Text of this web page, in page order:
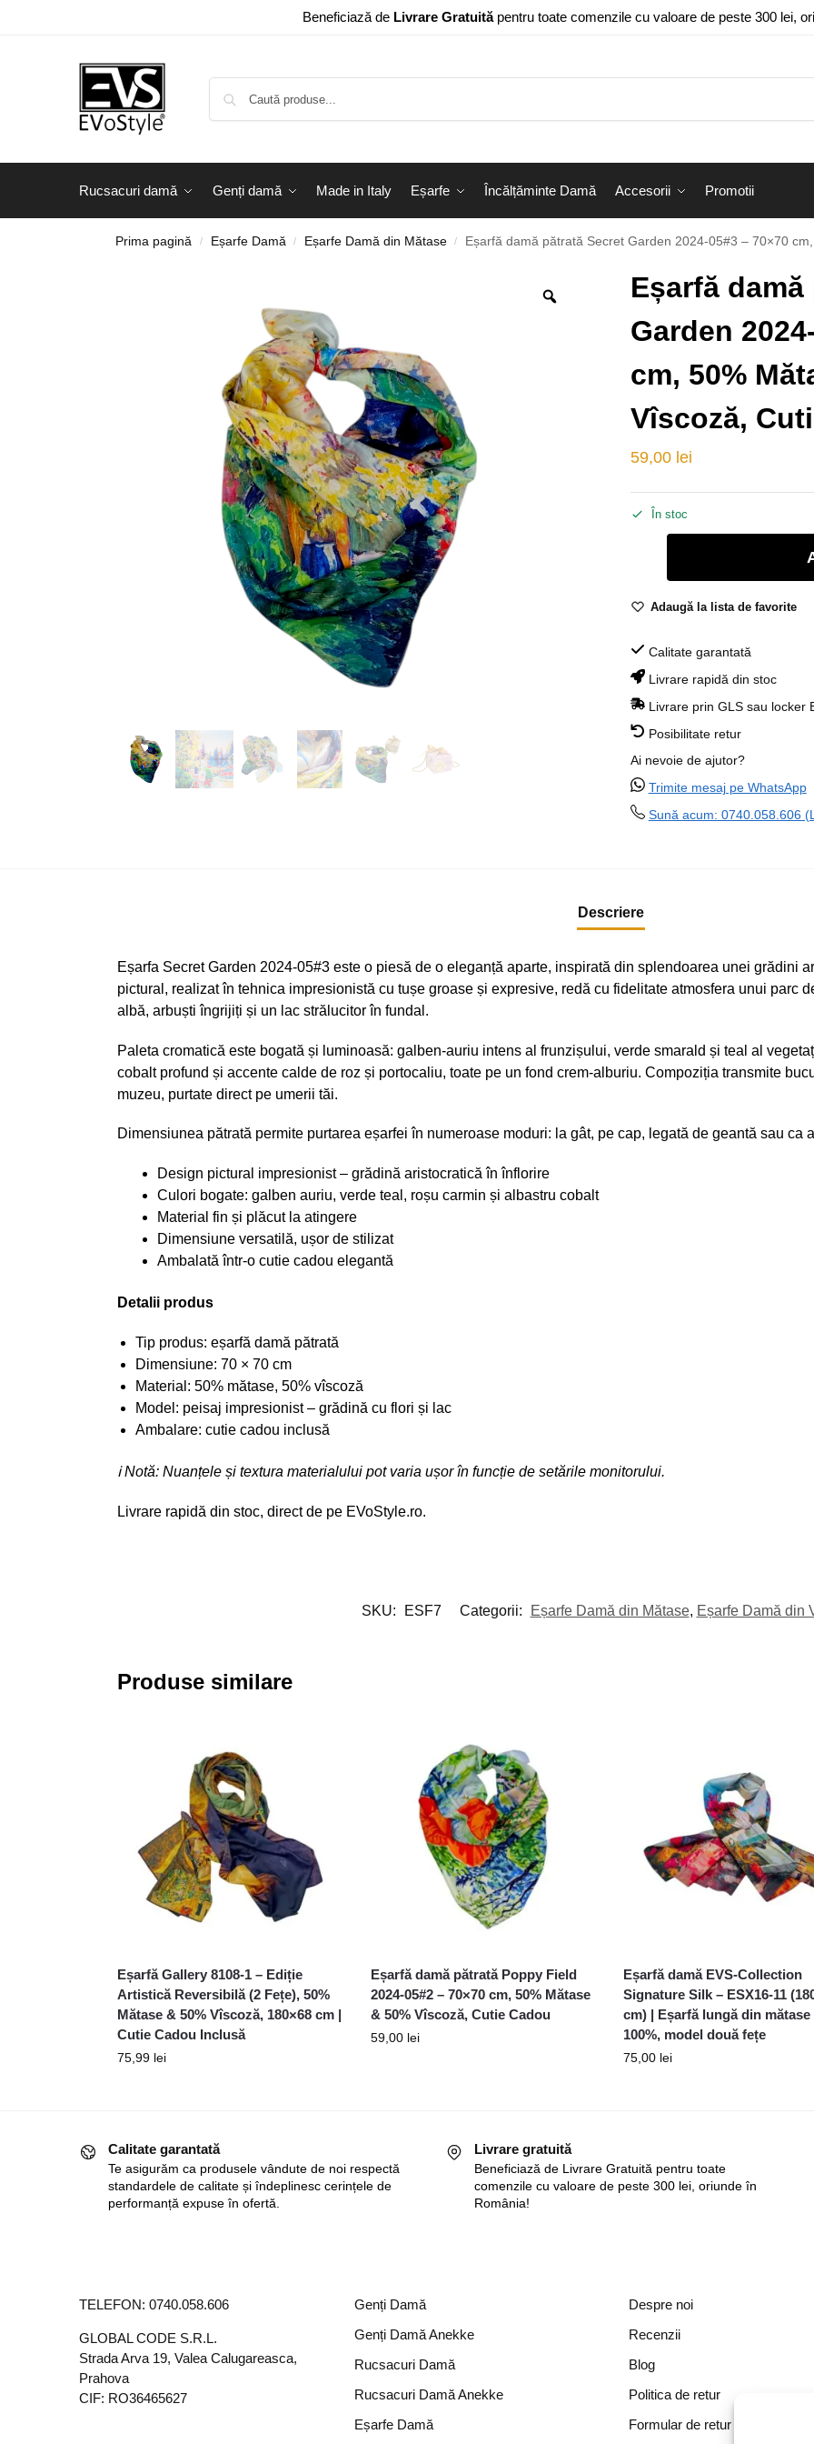
Beneficiază de Livrare Gratuităpentru toate comenzile cu valoare de peste 300 lei,
Rucsacuri damă Genți damă Made in Italy Eșarfe Încălțăminte Damă Accesorii Promotii
Prima pagină / Eșarfe Damă / Eșarfe Damă din Mătase / Eșarfă damă pătrată Secret Garden 2024-05#3 – 70×70
Eșarfă
Garden
cm, 50%
Vîscoză,
59,00 lei
În stoc
Adaugă la lista de favorite
Calitate garantată
Livrare rapidă din stoc
Livrare prin GLS sau locker
Posibilitate retur
Ai nevoie de ajutor?
Trimite mesaj pe WhatsApp
Sună acum: 0740.058.606
Descriere
Eșarfa Secret Garden 2024-05#3 este o piesă de o eleganță aparte, inspirată din splendoarea unei grădini
pictural, realizat în tehnica impresionistă cu tușe groase și expresive, redă cu fidelitate atmosfera unui parc
albă, arbuști îngrijiți și un lac strălucitor în fundal.
Paleta cromatică este bogată și luminoasă: galben-auriu intens al frunzișului, verde smarald și teal al
cobalt profund și accente calde de roz și portocaliu, toate pe un fond crem-alburiu. Compoziția transmite
muzeu, purtate direct pe umerii tăi.
Dimensiunea pătrată permite purtarea eșarfei în numeroase moduri: la gât, pe cap, legată de geantă sau ca
Design pictural impresionist – grădină aristocratică în înflorire
Culori bogate: galben auriu, verde teal, roșu carmin și albastru cobalt
Material fin și plăcut la atingere
Dimensiune versatilă, ușor de stilizat
Ambalată într-o cutie cadou elegantă
Detalii produs
Tip produs: eșarfă damă pătrată
Dimensiune: 70 × 70 cm
Material: 50% mătase, 50% vîscoză
Model: peisaj impresionist – grădină cu flori și lac
Ambalare: cutie cadou inclusă
ℹ Notă: Nuanțele și textura materialului pot varia ușor în funcție de setările monitorului.
Livrare rapidă din stoc, direct de pe EVoStyle.ro.
SKU: ESF7 Categorii: Eșarfe Damă din Mătase, Eșarfe Damă din
Produse similare
Eșarfă Gallery 8108-1 – Ediție
Artistică Reversibilă (2 Fețe), 50%
Mătase & 50% Vîscoză, 180×68 cm |
Cutie Cadou Inclusă
75,99 lei
Eșarfă damă pătrată Poppy Field
2024-05#2 – 70×70 cm, 50% Mătase
& 50% Vîscoză, Cutie Cadou
59,00 lei
Eșarfă damă EVS-Collection
Signature Silk – ESX16-11
cm) | Eșarfă lungă din mătase
100%, model două fețe
75,00 lei
Calitate garantată
Te asigurăm ca produsele vândute de noi respectă
standardele de calitate și îndeplinesc cerințele de
performanță expuse în ofertă.
Livrare gratuită
Beneficiază de Livrare Gratuită pentru toate
comenzile cu valoare de peste 300 lei, oriunde în
România!
TELEFON: 0740.058.606
GLOBAL CODE S.R.L.
Strada Arva 19, Valea Calugareasca,
Prahova
CIF: RO36465627
Genți Damă
Genți Damă Anekke
Rucsacuri Damă
Rucsacuri Damă Anekke
Eșarfe Damă
Despre noi
Recenzii
Blog
Politica de retur
Formular de retur